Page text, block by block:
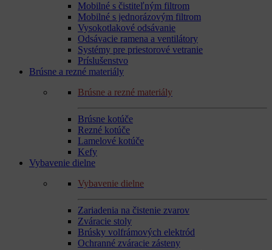
Mobilné s čistiteľným filtrom
Mobilné s jednorázovým filtrom
Vysokotlakové odsávanie
Odsávacie ramena a ventilátory
Systémy pre priestorové vetranie
Príslušenstvo
Brúsne a rezné materiály
Brúsne a rezné materiály
Brúsne kotúče
Rezné kotúče
Lamelové kotúče
Kefy
Vybavenie dielne
Vybavenie dielne
Zariadenia na čistenie zvarov
Zváracie stoly
Brúsky volfrámových elektród
Ochranné zváracie zásteny